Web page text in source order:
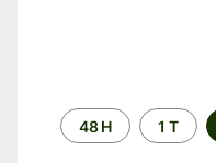
Time
period
48 H 1 T